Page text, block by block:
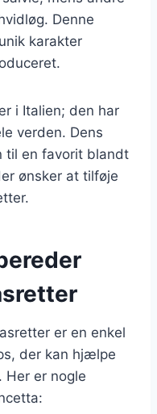
Denne
karakter
i Italien; den har
verden. Dens
til en favorit blandt
ønsker at tilføje
er en enkel
der kan hjælpe
Her er nogle